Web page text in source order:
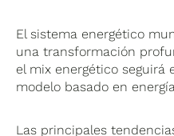
El sistema energético
una transformación
el mix energético seguirá
modelo basado en
Las principales